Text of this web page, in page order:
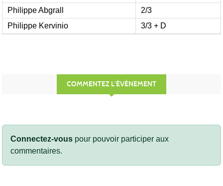
Philippe Abgrall
2/3
Philippe Kervinio
3/3 + D
COMMENTEZ L’ÉVÈNEMENT
Connectez-vous pour pouvoir participer aux
commentaires.